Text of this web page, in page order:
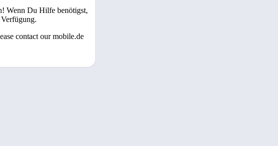
Wenn Du Hilfe benötigst,
contact our mobile.de